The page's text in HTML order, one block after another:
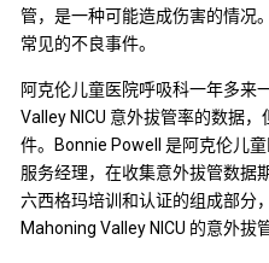
管，是一种可能造成伤害的情况
常见的不良事件。
阿克伦儿童医院呼吸科一年多来
Valley NICU 意外拔管率的数据
件。Bonnie Powell 是阿克伦儿
服务经理，在收集意外拔管数据
六西格玛培训和认证的组成部分
Mahoning Valley NICU 的意外拔